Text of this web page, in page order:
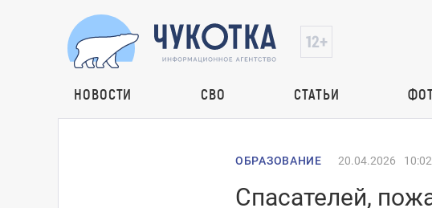
НОВОСТИ СВО СТАТЬИ
ОБРАЗОВАНИЕ 20.04.2026 10:02
Спасателей,